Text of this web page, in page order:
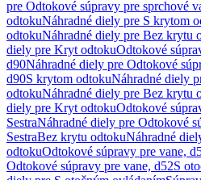
pre Odtokové súpravy pre sprchové
odtokuNáhradné diely pre S krytom
odtokuNáhradné diely pre Bez krytu
diely pre Kryt odtokuOdtokové
d90Náhradné diely pre Odtokové
d90S krytom odtokuNáhradné diely
odtokuNáhradné diely pre Bez krytu
diely pre Kryt odtokuOdtokové
SestraNáhradné diely pre Odtokové
SestraBez krytu odtokuNáhradné
odtokuOdtokové súpravy pre vane,
Odtokové súpravy pre vane, d52S